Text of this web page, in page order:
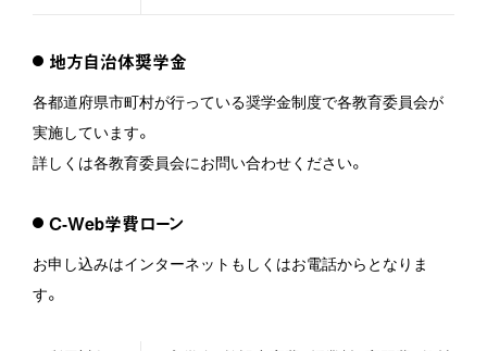
地方自治体奨学金
各都道府県市町村が行っている奨学金制度で各教育委員会が
実施しています。
詳しくは各教育委員会にお問い合わせください。
C-Web学費ローン
お申し込みはインターネットもしくはお電話からとなりま
す。